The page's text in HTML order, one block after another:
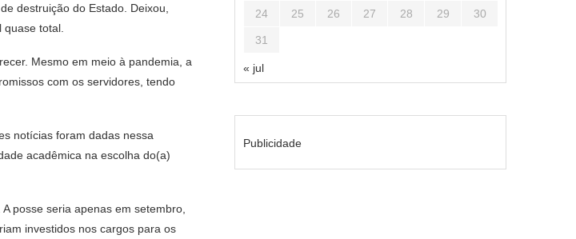
destruição do Estado. Deixou,
total.
Mesmo em meio à pandemia, a
com os servidores, tendo
notícias foram dadas nessa
acadêmica na escolha do(a)
posse seria apenas em setembro,
investidos nos cargos para os
24 25 26 27 28 29 30
31
« jul
Publicidade